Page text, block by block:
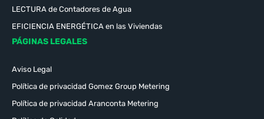
LECTURA de Contadores de Agua
EFICIENCIA ENERGÉTICA en las Viviendas
PÁGINAS LEGALES
Aviso Legal
Política de privacidad Gomez Group Metering
Política de privacidad Aranconta Metering